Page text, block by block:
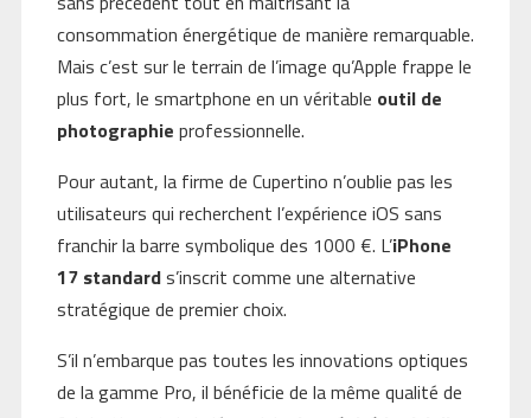
consommation énergétique de manière remarquable.
Mais c’est sur le terrain de l’image qu’Apple frappe le
plus fort, le smartphone en un véritable outil de
photographie professionnelle.
Pour autant, la firme de Cupertino n’oublie pas les
utilisateurs qui recherchent l’expérience iOS sans
franchir la barre symbolique des 1000 €. L’iPhone
17 standards’inscrit comme une alternative
stratégique de premier choix.
S’il n’embarque pas toutes les innovations optiques
de la gamme Pro, il bénéficie de la même qualité de